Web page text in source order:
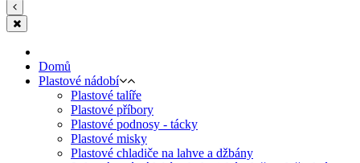
Domů
Plastové nádobí
Plastové talíře
Plastové příbory
Plastové podnosy - tácky
Plastové misky
Plastové chladiče na lahve a džbány